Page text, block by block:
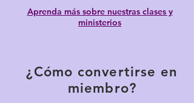
Aprenda más sobre nuestras clases y
ministerios
¿Cómo convertirse en
miembro?